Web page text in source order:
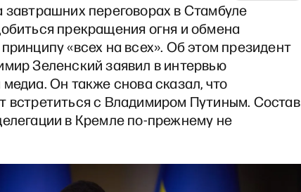
переговорах в Стамбуле
прекращения огня и обмена
«всех на всех». Об этом президент
Зеленский заявил в интервью
Он также снова сказал, что
встретиться с Владимиром Путиным. Состав
в Кремле по-прежнему не
и эмпатии